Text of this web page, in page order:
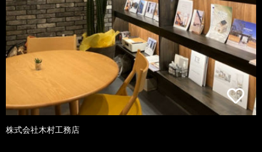
株式会社木村工務店